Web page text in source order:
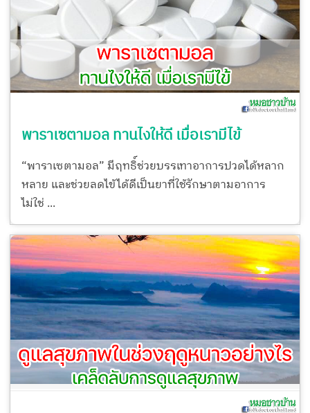
พาราเซตามอล ทานไงให้ดี เมื่อเรามีไข้
“พาราเซตามอล” มีฤทธิ์ช่วยบรรเทาอาการปวดได้หลาก
หลาย และช่วยลดไข้ได้ดีเป็นยาที่ใช้รักษาตามอาการ
ไม่ใช่ ...